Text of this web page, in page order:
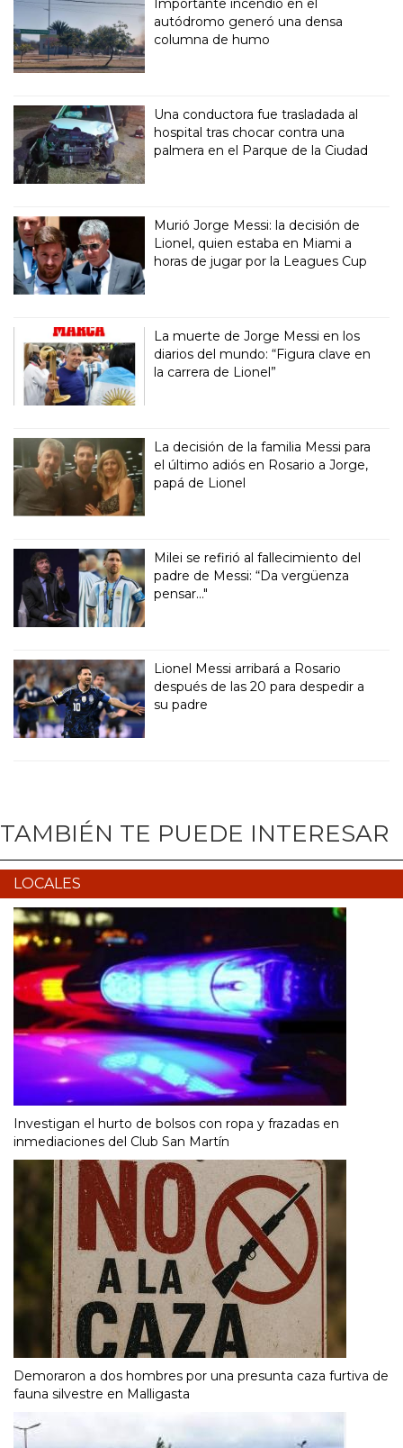
Importante incendio en el
autódromo generó una densa
columna de humo
Una conductora fue trasladada al
hospital tras chocar contra una
palmera en el Parque de la Ciudad
Murió Jorge Messi: la decisión de
Lionel, quien estaba en Miami a
horas de jugar por la Leagues Cup
La muerte de Jorge Messi en los
diarios del mundo: “Figura clave en
la carrera de Lionel”
La decisión de la familia Messi para
el último adiós en Rosario a Jorge,
papá de Lionel
Milei se refirió al fallecimiento del
padre de Messi: “Da vergüenza
pensar..."
Lionel Messi arribará a Rosario
después de las 20 para despedir a
su padre
TAMBIÉN TE PUEDE INTERESAR
LOCALES
Investigan el hurto de bolsos con ropa y frazadas en
inmediaciones del Club San Martín
Demoraron a dos hombres por una presunta caza furtiva de
fauna silvestre en Malligasta